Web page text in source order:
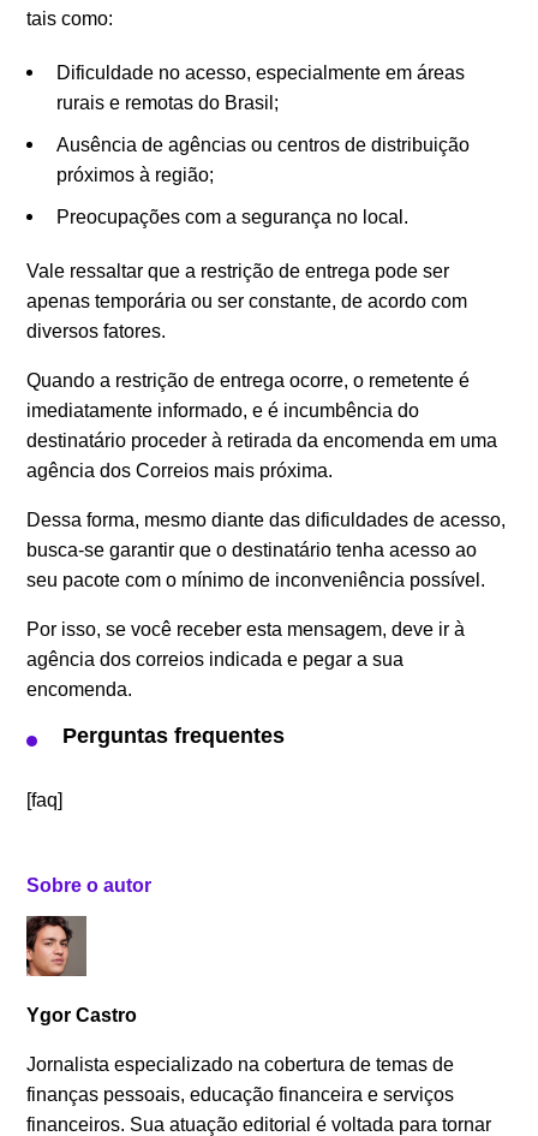
tais como:
Dificuldade no acesso, especialmente em áreas
rurais e remotas do Brasil;
Ausência de agências ou centros de distribuição
próximos à região;
Preocupações com a segurança no local.
Vale ressaltar que a restrição de entrega pode ser
apenas temporária ou ser constante, de acordo com
diversos fatores.
Quando a restrição de entrega ocorre, o remetente é
imediatamente informado, e é incumbência do
destinatário proceder à retirada da encomenda em uma
agência dos Correios mais próxima.
Dessa forma, mesmo diante das dificuldades de acesso,
busca-se garantir que o destinatário tenha acesso ao
seu pacote com o mínimo de inconveniência possível.
Por isso, se você receber esta mensagem, deve ir à
agência dos correios indicada e pegar a sua
encomenda.
Perguntas frequentes
[faq]
Sobre o autor
Ygor Castro
Jornalista especializado na cobertura de temas de
finanças pessoais, educação financeira e serviços
financeiros. Sua atuação editorial é voltada para tornar